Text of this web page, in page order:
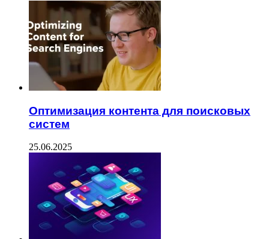
Оптимизация контента для поисковых
систем
25.06.2025